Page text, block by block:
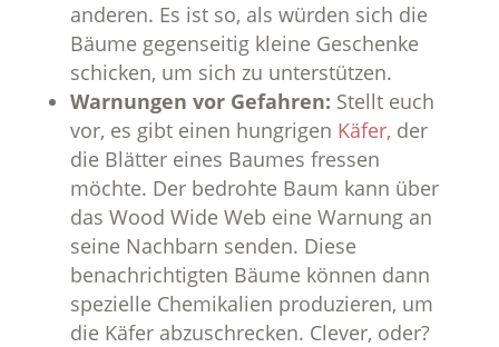
anderen. Es ist so, als würden sich die
Bäume gegenseitig kleine Geschenke
schicken, um sich zu unterstützen.
Warnungen vor Gefahren: Stellt euch
vor, es gibt einen hungrigen Käfer, der
die Blätter eines Baumes fressen
möchte. Der bedrohte Baum kann über
das Wood Wide Web eine Warnung an
seine Nachbarn senden. Diese
benachrichtigten Bäume können dann
spezielle Chemikalien produzieren, um
die Käfer abzuschrecken. Clever, oder?